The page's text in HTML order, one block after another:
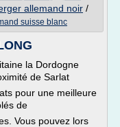
allemand noir /
suisse blanc
la Dordogne
de Sarlat
pour une meilleure
de
Vous pouvez lors